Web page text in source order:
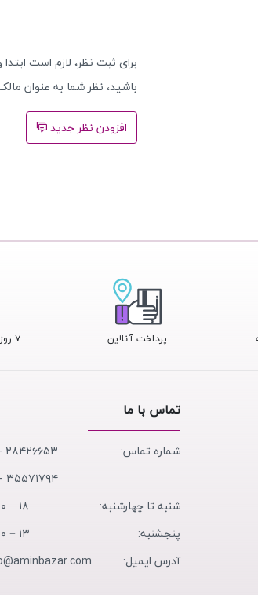
برای ثبت نظر، لازم است
باشید، نظر شما به عنوان
افزودن نظر جدید
پرداخت آنلاین ۷ روز ضمانت بازگشت
تماس با ما
شماره تماس:
۲۸۴۲۶۶۵۳ -۰۲۱
۳۵۵۷۱۷۹۴ -۰۴۱
شنبه تا چهارشنبه:
۱۸ − ۸:۳۰
پنجشنبه:
۱۳ − ۸:۳۰
آدرس ایمیل: